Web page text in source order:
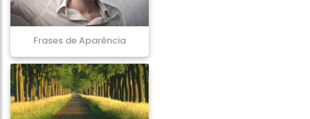
Frases de Aparência